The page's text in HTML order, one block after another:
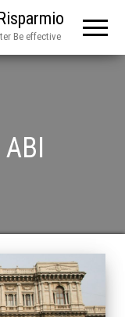
Be effective